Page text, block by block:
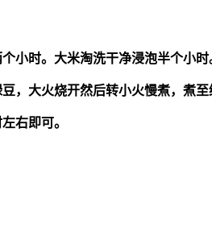
小时。大米淘洗干净浸泡半个小时
，大火烧开然后转小火慢煮，煮至
右即可。